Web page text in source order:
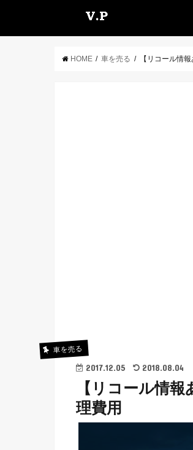
HOME 車を売る 【リコール情
車を売る
2017.12.05 2018.08.04
【リコール情
理費用